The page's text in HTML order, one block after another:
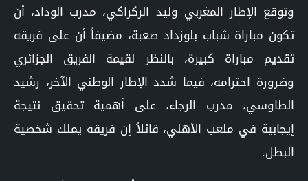
وتوقع الإطار المغربي وليد الركراكي، مدرب الوداد، أن
تكون مباراة شباب بلوزداد صعبة، مضيفاً أن على فريقه
تقديم مباراة كبيرة، بالنظر لقيمة الفريق الجزائري
وضرورة احترامه، فيما شدد الإطار الوطني الآخر، رشيد
الطاوسي، مدرب الرجاء، على أهمية تحقيق نتيجة
إيجابية في ملعب الأهلي، قائلاً إن فريقه يملك شخصية
البطل.